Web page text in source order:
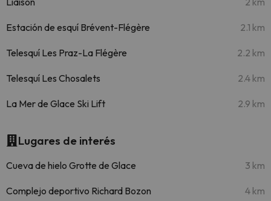
Estación de esquí Brévent-Flégère 2.1 km
Telesquí Les Praz-La Flégère 2.2 km
Telesquí Les Chosalets 2.4 km
La Mer de Glace Ski Lift 2.9 km
Lugares de interés
Cueva de hielo Grotte de Glace 3 km
Complejo deportivo Richard Bozon 4 km